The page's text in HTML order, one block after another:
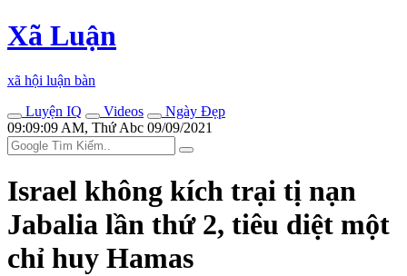
Xã Luận
xã hội luận bàn
Luyện IQ
Videos
Ngày Đẹp
09:09:09 AM, Thứ Abc 09/09/2021
Israel không kích trại tị nạn
Jabalia lần thứ 2, tiêu diệt một
chỉ huy Hamas